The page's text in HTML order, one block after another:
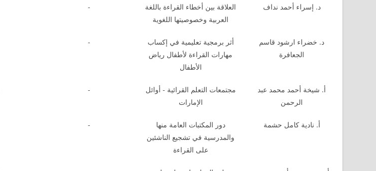
د. إسراء أحمد نداف
العلاقة بين أخطاء القراءة باللغة
العربية وخصوصيتها اللغوية
-
د. خضراء ارشود قاسم
الجعافرة
أثر برمجية تعليمية في إكساب
مهارات القراءة لأطفال رياض
الأطفال
-
أ. شيخة أحمد محمد عبد
الرحمن
مجتمعات التعلم القرائية - أوائل
الإمارات
-
أ. نادية كامل حشمة
دور المكتبات العامة منها
والمدرسية في تشجيع الناشئين
على القراءة
-